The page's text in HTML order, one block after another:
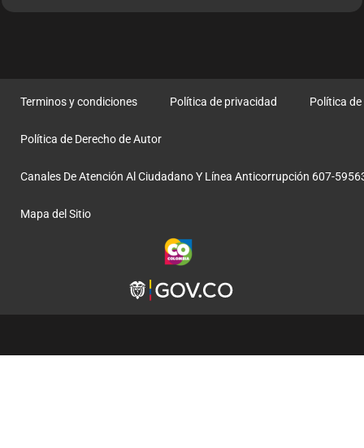
Terminos y condiciones Política de privacidad Política
Política de Derecho de Autor
Canales De Atención Al Ciudadano Y Línea Anticorrupción 607-
Mapa del Sitio